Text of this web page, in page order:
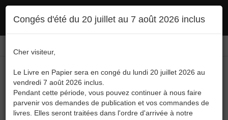
l'utilisation :politique en matière de confidentialité Accepter
Congés d'été du 20 juillet au 7 août 2026 inclus
Cher visiteur,
Le Livre en Papier sera en congé du lundi 20 juillet 2026 au
vendredi 7 août 2026 inclus.
Pendant cette période, vous pouvez continuer à nous faire
parvenir vos demandes de publication et vos commandes de
livres. Elles seront traitées dans l'ordre d'arrivée à notre
Menu